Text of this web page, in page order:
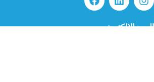
البريد الإلكتروني